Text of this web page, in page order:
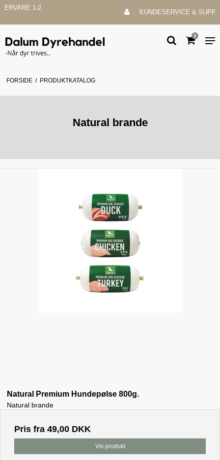
KUNDESERVICE & SUPPORT
0
FORSIDE / PRODUKTKATALOG
Natural brande
Natural Premium Hundepølse 800g.
Natural brande
Pris fra 49,00 DKK
Vis produkt